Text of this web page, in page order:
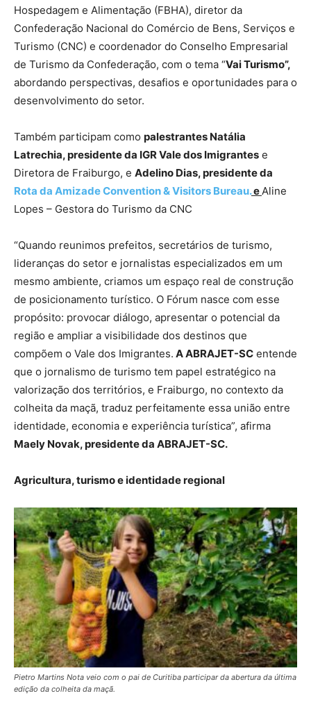
Hospedagem e Alimentação (FBHA), diretor da
Confederação Nacional do Comércio de Bens, Serviços e
Turismo (CNC) e coordenador do Conselho Empresarial
de Turismo da Confederação, com o tema “Vai Turismo”,
abordando perspectivas, desafios e oportunidades para o
desenvolvimento do setor.
Também participam como palestrantes Natália
Latrechia, presidente da IGR Vale dos Imigrantes e
Diretora de Fraiburgo, e Adelino Dias, presidente da
Rota da Amizade Convention & Visitors Bureau.eAline
Lopes – Gestora do Turismo da CNC
“Quando reunimos prefeitos, secretários de turismo,
lideranças do setor e jornalistas especializados em um
mesmo ambiente, criamos um espaço real de construção
de posicionamento turístico. O Fórum nasce com esse
propósito: provocar diálogo, apresentar o potencial da
região e ampliar a visibilidade dos destinos que
compõem o Vale dos Imigrantes. A ABRAJET-SC entende
que o jornalismo de turismo tem papel estratégico na
valorização dos territórios, e Fraiburgo, no contexto da
colheita da maçã, traduz perfeitamente essa união entre
identidade, economia e experiência turística”, afirma
Maely Novak, presidente da ABRAJET-SC.
Agricultura, turismo e identidade regional
Pietro Martins Nota veio com o pai de Curitiba participar da abertura da última
edição da colheita da maçã.